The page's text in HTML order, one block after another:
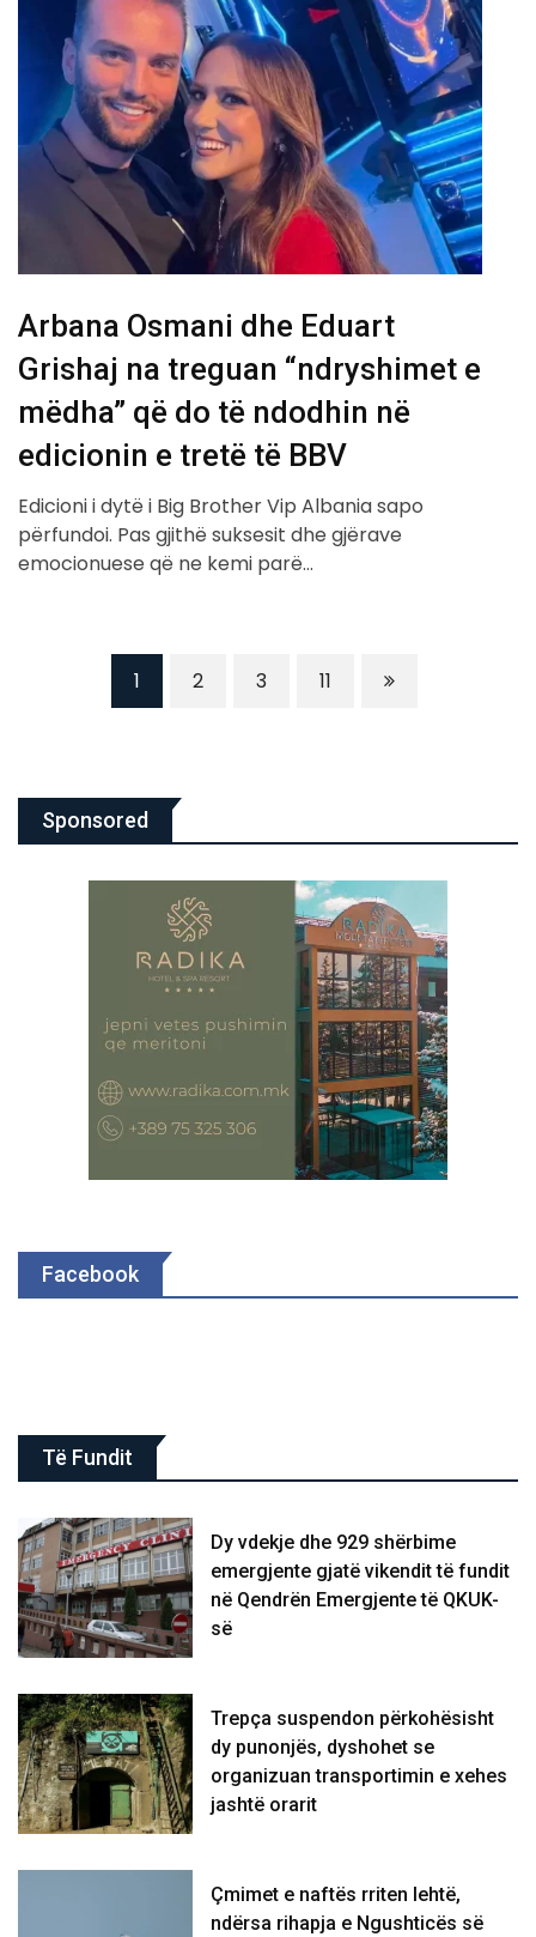
Arbana Osmani dhe Eduart
Grishaj na treguan “ndryshimet e
mëdha” që do të ndodhin në
edicionin e tretë të BBV
Edicioni i dytë i Big Brother Vip Albania sapo
përfundoi. Pas gjithë suksesit dhe gjërave
emocionuese që ne kemi parë…
1 2 3 11
Sponsored
Facebook
Të Fundit
Dy vdekje dhe 929 shërbime
emergjente gjatë vikendit të fundit
në Qendrën Emergjente të QKUK-
së
Trepça suspendon përkohësisht
dy punonjës, dyshohet se
organizuan transportimin e xehes
jashtë orarit
Çmimet e naftës rriten lehtë,
ndërsa rihapja e Ngushticës së